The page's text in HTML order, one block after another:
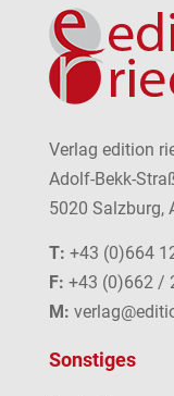
Verlag edition
Adolf-Bekk-
5020 Salzburg,
T: +43 (0)664
F: +43 (0)662 /
M:
Sonstiges